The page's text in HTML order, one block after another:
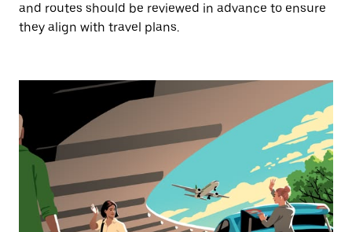
and routes should be reviewed in advance to ensure
they align with travel plans.